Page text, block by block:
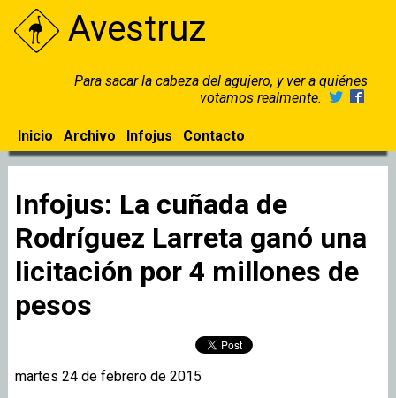
Avestruz
Para sacar la cabeza del agujero, y ver a quiénes
votamos realmente.
Inicio Archivo Infojus Contacto
Infojus: La cuñada de
Rodríguez Larreta ganó una
licitación por 4 millones de
pesos
martes 24 de febrero de 2015